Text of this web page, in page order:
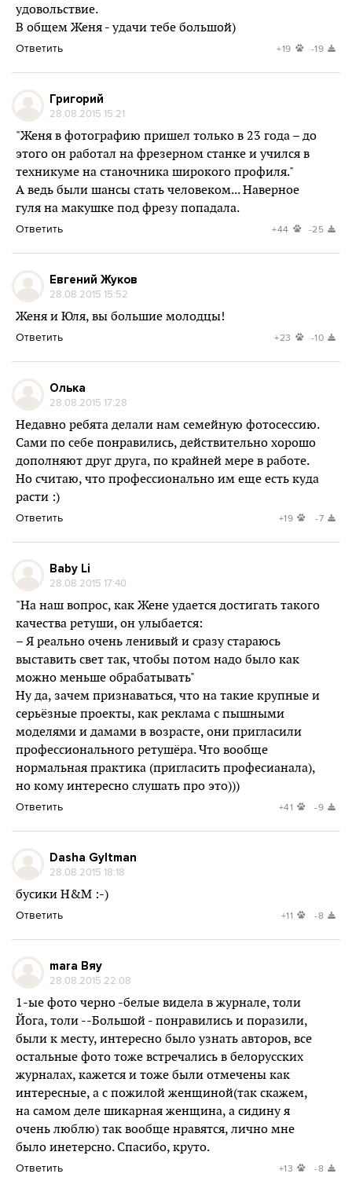
удовольствие.
В общем Женя - удачи тебе большой)
Ответить +19 -19
Григорий
28.08.2015 15:21
"Женя в фотографию пришел только в 23 года – до
этого он работал на фрезерном станке и учился в
техникуме на станочника широкого профиля."
А ведь были шансы стать человеком... Наверное
гуля на макушке под фрезу попадала.
Ответить +44 -25
Евгений Жуков
28.08.2015 15:52
Женя и Юля, вы большие молодцы!
Ответить +23 -10
Олька
28.08.2015 17:28
Недавно ребята делали нам семейную фотосессию.
Сами по себе понравились, действительно хорошо
дополняют друг друга, по крайней мере в работе.
Но считаю, что профессионально им еще есть куда
расти :)
Ответить +19 -7
Baby Li
28.08.2015 17:40
"На наш вопрос, как Жене удается достигать такого
качества ретуши, он улыбается:
– Я реально очень ленивый и сразу стараюсь
выставить свет так, чтобы потом надо было как
можно меньше обрабатывать"
Ну да, зачем признаваться, что на такие крупные и
серьёзные проекты, как реклама с пышными
моделями и дамами в возрасте, они пригласили
профессионального ретушёра. Что вообще
нормальная практика (пригласить професианала),
но кому интересно слушать про это)))
Ответить +41 -9
Dasha Gyltman
28.08.2015 18:18
бусики H&M :-)
Ответить +11 -8
mara Вяу
28.08.2015 22:08
1-ые фото черно -белые видела в журнале, толи
Йога, толи --Большой - понравились и поразили,
были к месту, интересно было узнать авторов, все
остальные фото тоже встречались в белорусских
журналах, кажется и тоже были отмечены как
интересные, а с пожилой женщиной(так скажем,
на самом деле шикарная женщина, а сидину я
очень люблю) так вообще нравятся, лично мне
было инетерсно. Спасибо, круто.
Ответить +13 -8